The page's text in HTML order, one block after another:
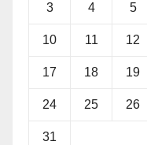
3 4 5
10 11 12
17 18 19
24 25 26
31